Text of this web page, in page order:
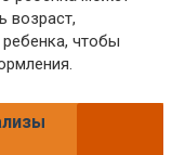
возраст,
чтобы